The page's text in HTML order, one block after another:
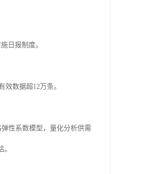
日报制度。
数据超12万条。
性系数模型，量化分析供需